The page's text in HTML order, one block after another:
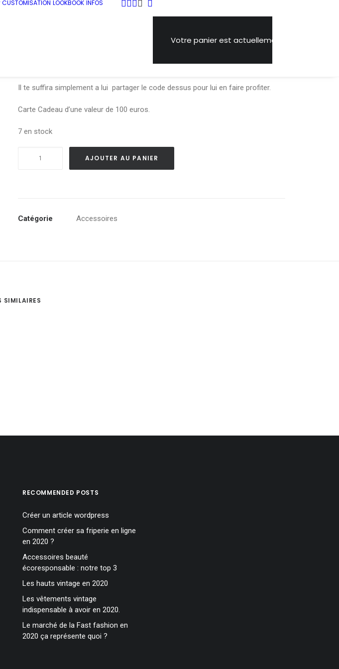
CUSTOMISATION LOOKBOOK INFOS
Votre panier est actuellement vide.
Bonne idée si tu cherches a faire un présent utile et éthique à l’un de tes proches.
Il te suffira simplement a lui partager le code dessus pour lui en faire profiter.
Carte Cadeau d’une valeur de 100 euros.
7 en stock
Moitié
AJOUTER AU PANIER
Catégorie Accessoires
SIMILAIRES
RECOMMENDED POSTS
Créer un article wordpress
Comment créer sa friperie en ligne
en 2020 ?
Accessoires beauté
écoresponsable : notre top 3
Les hauts vintage en 2020
Les vêtements vintage
indispensable à avoir en 2020.
Le marché de la Fast fashion en
2020 ça représente quoi ?